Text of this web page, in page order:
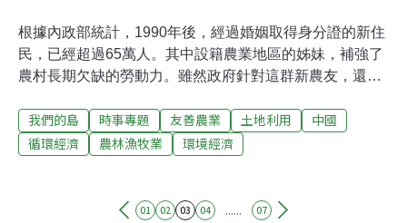
根據內政部統計，1990年後，經過婚姻取得身分證的新住
民，已經超過65萬人。其中設籍農業地區的姊妹，補強了
農村長期欠缺的勞動力。雖然政府針對這群新農友，還沒
到或聽到她們…今年35歲的黃娜，2008年從中國廣東嫁到
台灣高雄。11年前的她，怎麼也沒想到，自己會成為專業
還長得很好的話，心裡就很安慰。」黃娜的先生曾啟川，
我們的島 時事專題 友善農業 土地利用
中國
循環經濟
農林漁牧業 環境經濟
01 02 03 04 ...... 07